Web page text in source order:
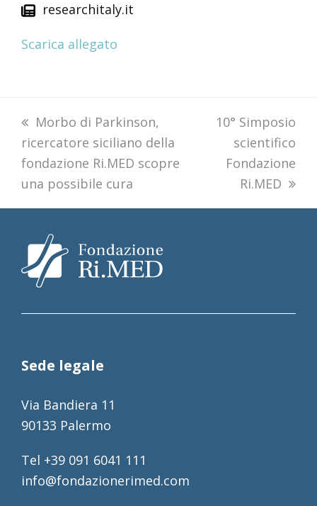
researchitaly.it
Scarica allegato
previous
post:
Morbo di Parkinson,
ricercatore siciliano della
fondazione Ri.MED scopre
una possibile cura
next
post:
10° Simposio
scientifico
Fondazione
Ri.MED
Sede legale
Via Bandiera 11
90133 Palermo
Tel +39 091 6041 111
info@fondazionerimed.com